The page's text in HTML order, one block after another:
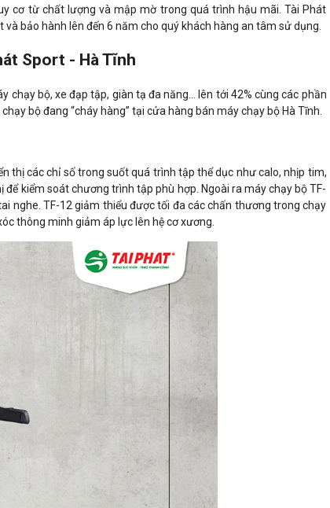
cơ từ chất lượng và mập mờ trong quá trình hậu mãi. Tài Phát
bảo hành lên đến 6 năm cho quý khách hàng an tâm sử dụng.
Sport - Hà Tĩnh
chạy bộ, xe đạp tập, giàn tạ đa năng… lên tới 42% cùng các phần
bộ đang “cháy hàng” tại cửa hàng bán máy chạy bộ Hà Tĩnh.
thị các chỉ số trong suốt quá trình tập thể dục như calo, nhịp tim,
kiểm soát chương trình tập phù hợp. Ngoài ra máy chạy bộ TF-
nghe. TF-12 giảm thiểu được tối đa các chấn thương trong chạy
thông minh giảm áp lực lên hệ cơ xương.